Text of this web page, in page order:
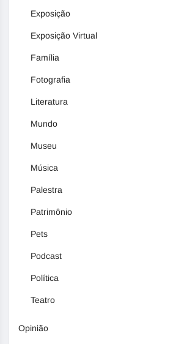
Exposição
Exposição Virtual
Família
Fotografia
Literatura
Mundo
Museu
Música
Palestra
Patrimônio
Pets
Podcast
Política
Teatro
Opinião